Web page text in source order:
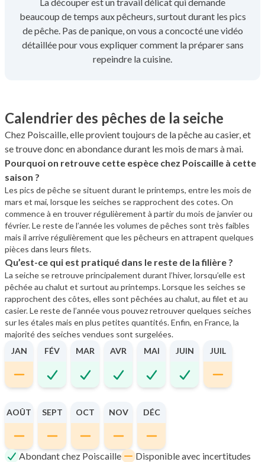
beaucoup de temps aux pêcheurs, surtout durant les pics
de pêche. Pas de panique, on vous a concocté une vidéo
détaillée pour vous expliquer comment la préparer sans
repeindre la cuisine.
Calendrier des pêches de la seiche
Chez Poiscaille, elle provient toujours de la pêche au casier, et
se trouve donc en abondance durant les mois de mars à mai.
Pourquoi on retrouve cette espèce chez Poiscaille à cette
saison ?
Les pics de pêche se situent durant le printemps, entre les mois de
mars et mai, lorsque les seiches se rapprochent des cotes. On
commence à en trouver régulièrement à partir du mois de janvier ou
février. Le reste de l’année les volumes de pêches sont très faibles
mais il arrive régulièrement que les pêcheurs en attrapent quelques
pièces dans leurs filets.
Qu’est-ce qui est pratiqué dans le reste de la filière ?
La seiche se retrouve principalement durant l’hiver, lorsqu’elle est
pêchée au chalut et surtout au printemps. Lorsque les seiches se
rapprochent des côtes, elles sont pêchées au chalut, au filet et au
casier. Le reste de l’année vous pouvez retrouver quelques seiches
sur les étales mais en plus petites quantités. Enfin, en France, la
majorité des seiches vendues sont surgelées.
JAN
FÉV MAR AVR MAI JUIN JUIL
AOÛT SEPT OCT NOV DÉC
Abondant chez Poiscaille
Disponible avec incertitudes